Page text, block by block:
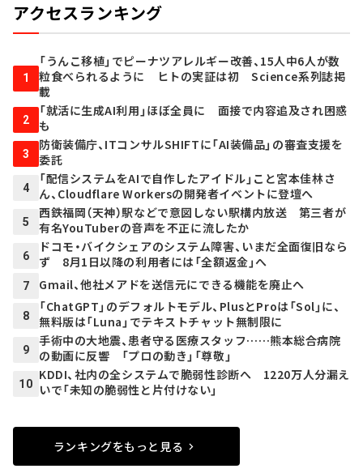
アクセスランキング
1
「うんこ移植」でピーナツアレルギー改善、15人中6人が数
粒食べられるように ヒトの実証は初 Science系列誌掲
載
2
「就活に生成AI利用」ほぼ全員に 面接で内容追及され困惑
も
3
防衛装備庁、ITコンサルSHIFTに「AI装備品」の審査支援を
委託
4
「配信システムをAIで自作したアイドル」こと宮本佳林さ
ん、Cloudflare Workersの開発者イベントに登壇へ
5
西鉄福岡（天神）駅などで意図しない駅構内放送 第三者が
有名YouTuberの音声を不正に流したか
6
ドコモ・バイクシェアのシステム障害、いまだ全面復旧なら
ず 8月1日以降の利用者には「全額返金」へ
7 Gmail、他社メアドを送信元にできる機能を廃止へ
8
「ChatGPT」のデフォルトモデル、PlusとProは「Sol」に、
無料版は「Luna」でテキストチャット無制限に
9
手術中の大地震、患者守る医療スタッフ……熊本総合病院
の動画に反響 「プロの動き」「尊敬」
10
KDDI、社内の全システムで脆弱性診断へ 1220万人分漏え
いで「未知の脆弱性と片付けない」
ランキングをもっと見る